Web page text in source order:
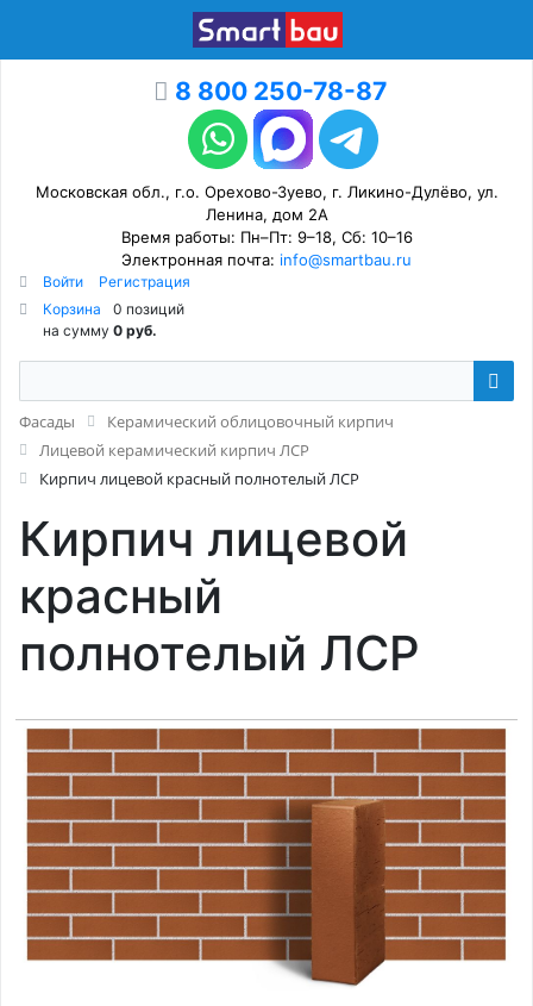
8 800 250-78-87
Московская обл., г.о. Орехово-Зуево, г. Ликино-Дулёво, ул.
Ленина, дом 2А
Время работы: Пн–Пт: 9–18, Сб: 10–16
Электронная почта: info@smartbau.ru
Войти
Регистрация
Корзина
0 позиций
на сумму 0 руб.
Фасады
Керамический облицовочный кирпич
Лицевой керамический кирпич ЛСР
Кирпич лицевой красный полнотелый ЛСР
Кирпич лицевой
красный
полнотелый ЛСР